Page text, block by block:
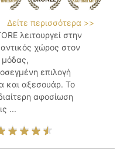
Δείτε περισσότερα >>
λειτουργεί στην
χώρος στον
μόδας,
επιλογή
και αξεσουάρ. Το
αφοσίωση
...